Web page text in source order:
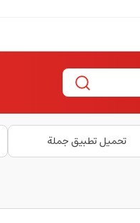
تحميل تطبيق جملة